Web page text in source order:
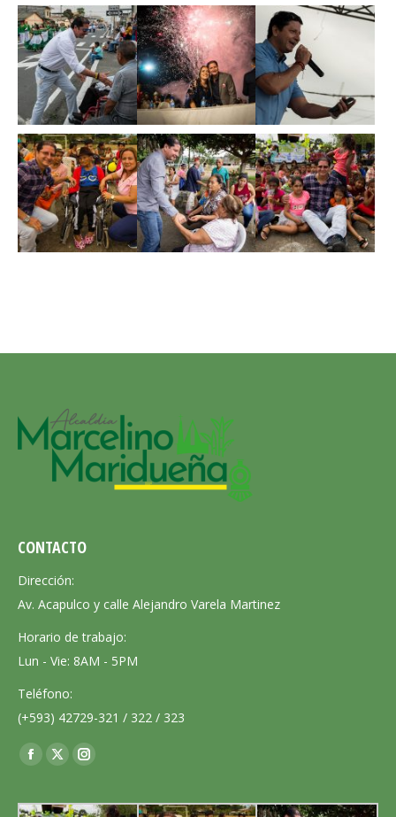
CONTACTO
Dirección:
Av. Acapulco y calle Alejandro Varela Martinez
Horario de trabajo:
Lun - Vie: 8AM - 5PM
Teléfono:
(+593) 42729-321 / 322 / 323
Encuéntranos en:
Facebook
opens
X
opens
Instagram
opens